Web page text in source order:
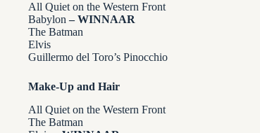
All Quiet on the Western Front
Babylon– WINNAAR
The Batman
Elvis
Guillermo del Toro’s Pinocchio
Make-Up and Hair
All Quiet on the Western Front
The Batman